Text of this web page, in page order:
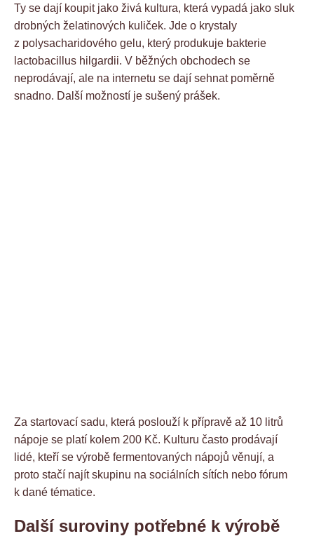
Ty se dají koupit jako živá kultura, která vypadá jako sluk
drobných želatinových kuliček. Jde o krystaly
z polysacharidového gelu, který produkuje bakterie
lactobacillus hilgardii. V běžných obchodech se
neprodávají, ale na internetu se dají sehnat poměrně
snadno. Další možností je sušený prášek.
Za startovací sadu, která poslouží k přípravě až 10 litrů
nápoje se platí kolem 200 Kč. Kulturu často prodávají
lidé, kteří se výrobě fermentovaných nápojů věnují, a
proto stačí najít skupinu na sociálních sítích nebo fórum
k dané tématice.
Další suroviny potřebné k výrobě